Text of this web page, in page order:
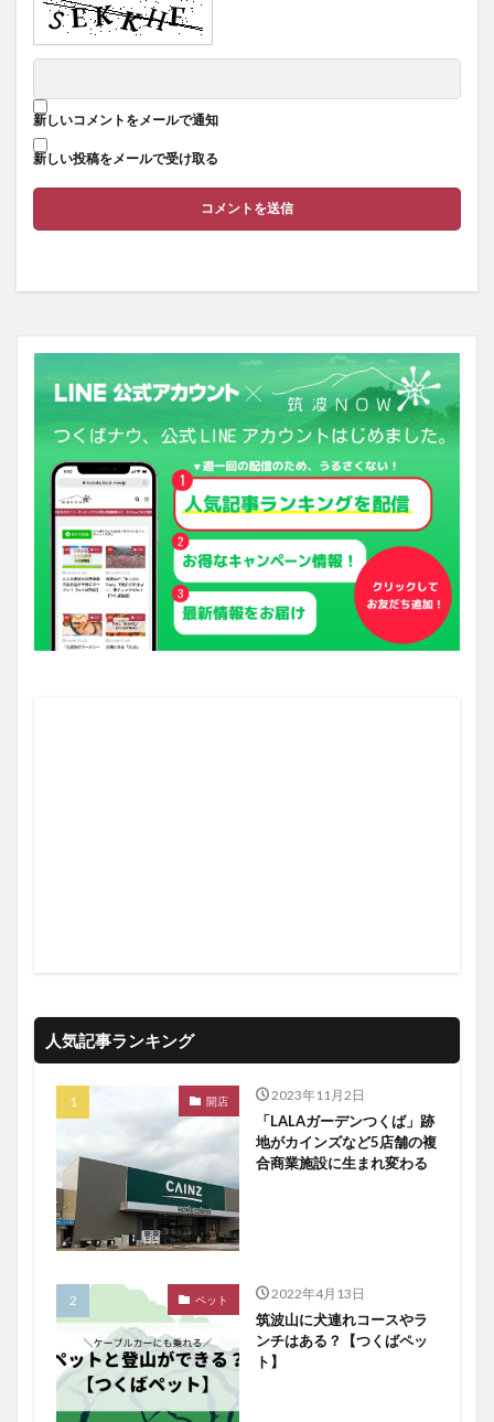
新しいコメントをメールで通知
新しい投稿をメールで受け取る
人気記事ランキング
開店 2023年11月2日
「LALAガーデンつくば」跡
地がカインズなど5店舗の複
合商業施設に生まれ変わる
ペット 2022年4月13日
筑波山に犬連れコースやラ
ンチはある？【つくばペッ
ト】